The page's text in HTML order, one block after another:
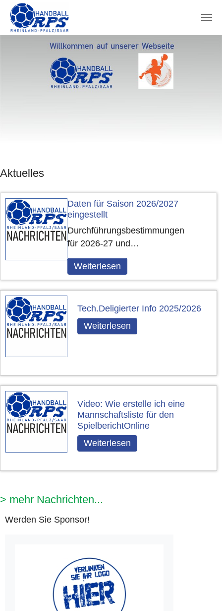
Zum Hauptinhalt springen
Aktuelles
Daten für Saison 2026/2027
eingestellt
Durchführungsbestimmungen
für 2026-27 und…
Weiterlesen
Tech.Deligierter Info 2025/2026
Weiterlesen
Video: Wie erstelle ich eine
Mannschaftsliste für den
SpielberichtOnline
Weiterlesen
> mehr Nachrichten...
Werden Sie Sponsor!